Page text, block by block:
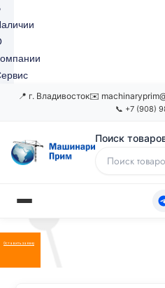
📍 г. Владивосток✉️
📞 +7 (908)
Поиск
Оставить заявку